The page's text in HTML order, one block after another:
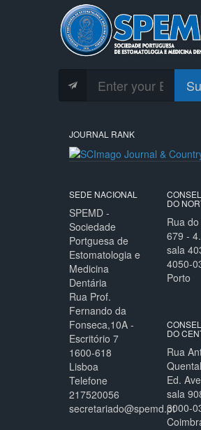
JOURNAL RANK
SEDE NACIONAL
SPEMD -
Sociedade
Portguesa de
Estomatologia e
Medicina
Dentária
Rua Prof.
Fernando da
Fonseca,10A -
Escritório 7
1600-618
Lisboa
Telefone
217520056
secretariado@spemd.pt
DO
Rua
679 -
sala
4050-
Porto
DO
Rua
Ed.
sala
3000-